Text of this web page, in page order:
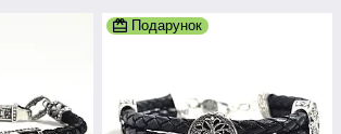
Подарунок